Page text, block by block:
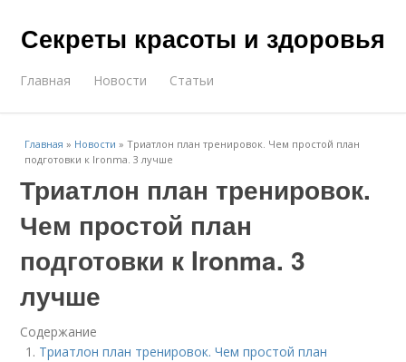
Секреты красоты и здоровья
Главная Новости Статьи
Главная » Новости »Триатлон план тренировок. Чем простой план
подготовки к Ironma. 3 лучше
Триатлон план тренировок.
Чем простой план
подготовки к Ironma. 3
лучше
Содержание
Триатлон план тренировок. Чем простой план